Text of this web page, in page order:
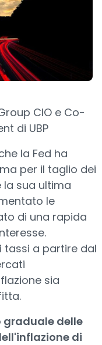
CIO e Co-
di UBP
la Fed ha
per il taglio dei
sua ultima
le
di una rapida
tassi a partire dal
sia
graduale delle
di